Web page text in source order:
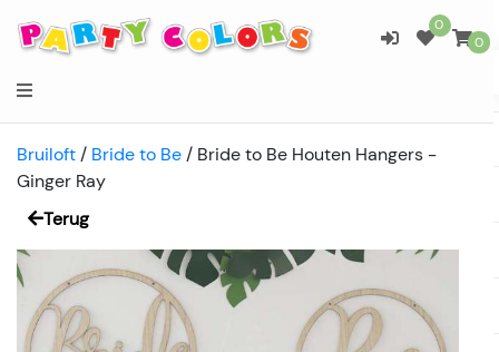
0
0
Bruiloft / Bride to Be / Bride to Be Houten Hangers -
Ginger Ray
Terug